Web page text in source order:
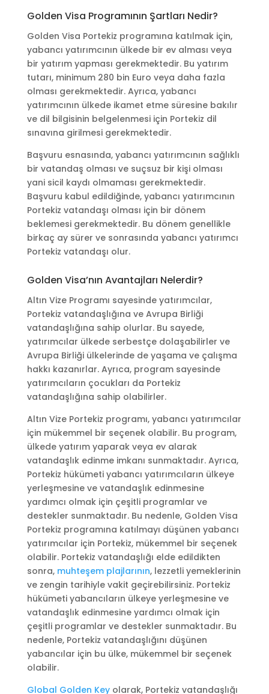
Golden Visa Programının Şartları Nedir?
Golden Visa Portekiz programına katılmak için,
yabancı yatırımcının ülkede bir ev alması veya
bir yatırım yapması gerekmektedir. Bu yatırım
tutarı, minimum 280 bin Euro veya daha fazla
olması gerekmektedir. Ayrıca, yabancı
yatırımcının ülkede ikamet etme süresine bakılır
ve dil bilgisinin belgelenmesi için Portekiz dil
sınavına girilmesi gerekmektedir.
Başvuru esnasında, yabancı yatırımcının sağlıklı
bir vatandaş olması ve suçsuz bir kişi olması
yani sicil kaydı olmaması gerekmektedir.
Başvuru kabul edildiğinde, yabancı yatırımcının
Portekiz vatandaşı olması için bir dönem
beklemesi gerekmektedir. Bu dönem genellikle
birkaç ay sürer ve sonrasında yabancı yatırımcı
Portekiz vatandaşı olur.
Golden Visa’nın Avantajları Nelerdir?
Altın Vize Programı sayesinde yatırımcılar,
Portekiz vatandaşlığına ve Avrupa Birliği
vatandaşlığına sahip olurlar. Bu sayede,
yatırımcılar ülkede serbestçe dolaşabilirler ve
Avrupa Birliği ülkelerinde de yaşama ve çalışma
hakkı kazanırlar. Ayrıca, program sayesinde
yatırımcıların çocukları da Portekiz
vatandaşlığına sahip olabilirler.
Altın Vize Portekiz programı, yabancı yatırımcılar
için mükemmel bir seçenek olabilir. Bu program,
ülkede yatırım yaparak veya ev alarak
vatandaşlık edinme imkanı sunmaktadır. Ayrıca,
Portekiz hükümeti yabancı yatırımcıların ülkeye
yerleşmesine ve vatandaşlık edinmesine
yardımcı olmak için çeşitli programlar ve
destekler sunmaktadır. Bu nedenle, Golden Visa
Portekiz programına katılmayı düşünen yabancı
yatırımcılar için Portekiz, mükemmel bir seçenek
olabilir. Portekiz vatandaşlığı elde edildikten
sonra, muhteşem plajlarının, lezzetli yemeklerinin
ve zengin tarihiyle vakit geçirebilirsiniz. Portekiz
hükümeti yabancıların ülkeye yerleşmesine ve
vatandaşlık edinmesine yardımcı olmak için
çeşitli programlar ve destekler sunmaktadır. Bu
nedenle, Portekiz vatandaşlığını düşünen
yabancılar için bu ülke, mükemmel bir seçenek
olabilir.
Global Golden Keyolarak, Portekiz vatandaşlığı